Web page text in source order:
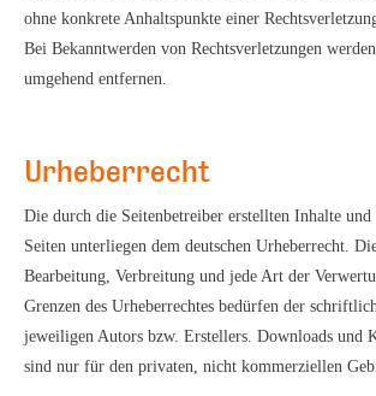
ohne konkrete Anhaltspunkte einer
Bei Bekanntwerden von Rechtsverletzungen
umgehend entfernen.
Urheberrecht
Die durch die Seitenbetreiber erstellten Inhalte und
Seiten unterliegen dem deutschen Urheberrecht.
Bearbeitung, Verbreitung und jede Art der
Grenzen des Urheberrechtes bedürfen der
jeweiligen Autors bzw. Erstellers. Downloads und
sind nur für den privaten, nicht kommerziellen